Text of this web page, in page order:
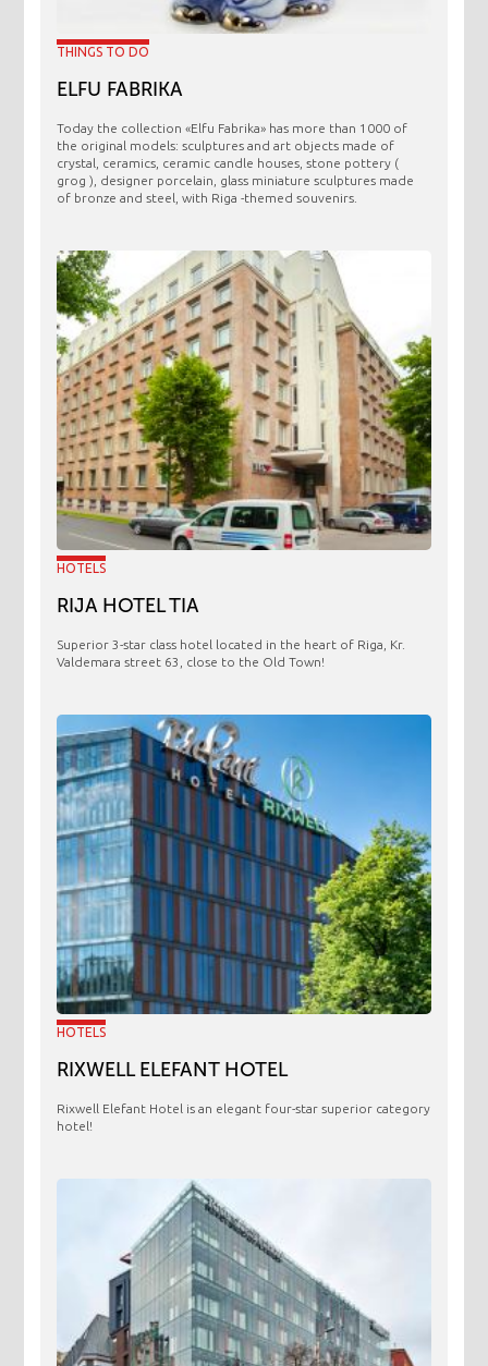
THINGS TO DO
ELFU FABRIKA
Today the collection «Elfu Fabrika» has more than 1000 of
the original models: sculptures and art objects made ​​of
crystal, ceramics, ceramic candle houses, stone pottery (
grog ), designer porcelain, glass miniature sculptures made
of bronze and steel, with Riga -themed souvenirs.
HOTELS
RIJA HOTEL TIA
Superior 3-star class hotel located in the heart of Riga, Kr.
Valdemara street 63, close to the Old Town!
HOTELS
RIXWELL ELEFANT HOTEL
Rixwell Elefant Hotel is an elegant four-star superior category
hotel!